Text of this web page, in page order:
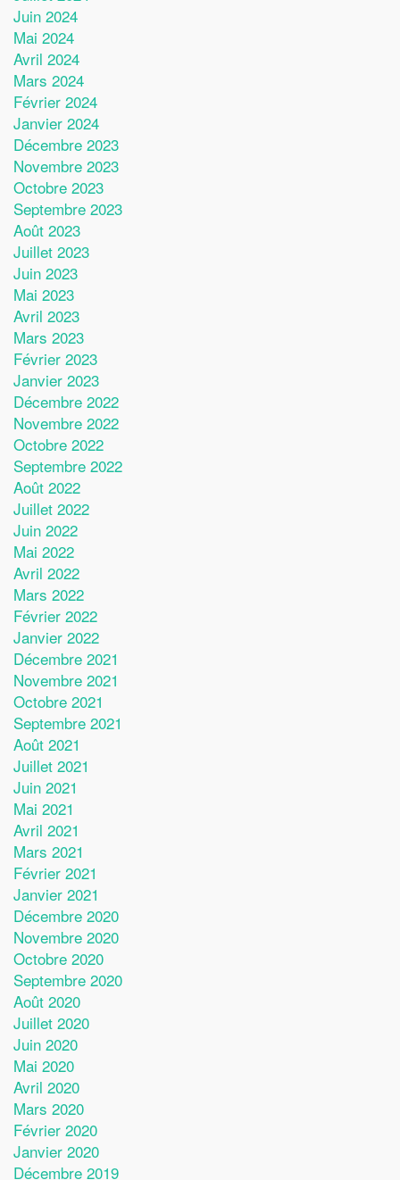
Juin 2024
Mai 2024
Avril 2024
Mars 2024
Février 2024
Janvier 2024
Décembre 2023
Novembre 2023
Octobre 2023
Septembre 2023
Août 2023
Juillet 2023
Juin 2023
Mai 2023
Avril 2023
Mars 2023
Février 2023
Janvier 2023
Décembre 2022
Novembre 2022
Octobre 2022
Septembre 2022
Août 2022
Juillet 2022
Juin 2022
Mai 2022
Avril 2022
Mars 2022
Février 2022
Janvier 2022
Décembre 2021
Novembre 2021
Octobre 2021
Septembre 2021
Août 2021
Juillet 2021
Juin 2021
Mai 2021
Avril 2021
Mars 2021
Février 2021
Janvier 2021
Décembre 2020
Novembre 2020
Octobre 2020
Septembre 2020
Août 2020
Juillet 2020
Juin 2020
Mai 2020
Avril 2020
Mars 2020
Février 2020
Janvier 2020
Décembre 2019